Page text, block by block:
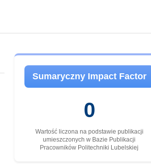
Sumaryczny Impact Factor
0
Wartość liczona na podstawie publikacji
umieszczonych w Bazie Publikacji
Pracowników Politechniki Lubelskiej